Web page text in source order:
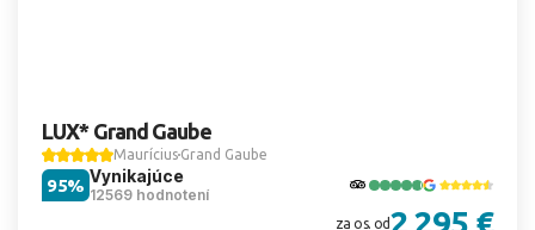
LUX* Grand Gaube
Maurícius Grand Gaube
Vynikajúce
12569 hodnotení
95%
za os. od2 295 €